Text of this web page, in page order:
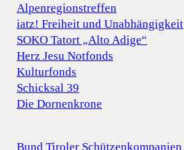
Alpenregionstreffen
iatz! Freiheit und Unabhängigkeit
SOKO Tatort „Alto Adige“
Herz Jesu Notfonds
Kulturfonds
Schicksal 39
Die Dornenkrone
Bund Tiroler Schützenkompanien